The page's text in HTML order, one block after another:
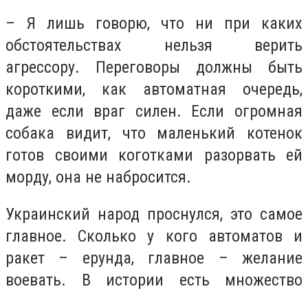
– Я лишь говорю, что ни при каких
обстоятельствах нельзя верить
агрессору. Переговоры должны быть
короткими, как автоматная очередь,
даже если враг силен. Если огромная
собака видит, что маленький котенок
готов своими коготками разорвать ей
морду, она не набросится.
Украинский народ проснулся, это самое
главное. Сколько у кого автоматов и
ракет – ерунда, главное – желание
воевать. В истории есть множество